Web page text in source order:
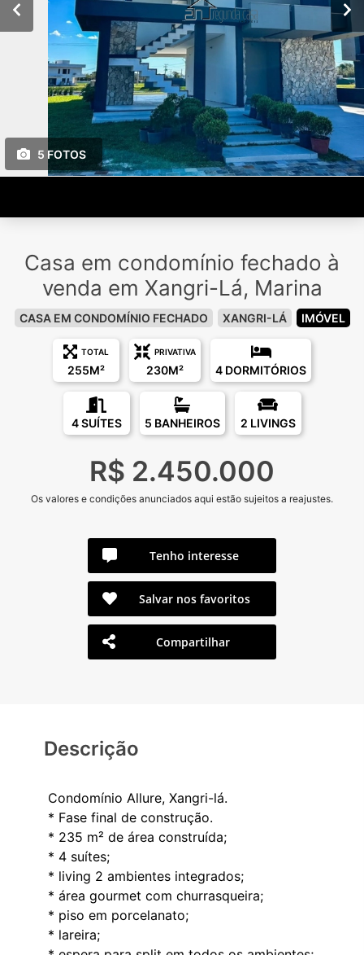
5 FOTOS
Casa em condomínio fechado à
venda em Xangri-Lá, Marina
CASA EM CONDOMÍNIO FECHADO XANGRI-LÁ IMÓVEL
TOTAL
255M²
PRIVATIVA
230M² 4 DORMITÓRIOS
4 SUÍTES 5 BANHEIROS 2 LIVINGS
R$ 2.450.000
Os valores e condições anunciados aqui estão sujeitos a reajustes.
Tenho interesse
Salvar nos favoritos
Compartilhar
Descrição
Condomínio Allure, Xangri-lá.
* Fase final de construção.
* 235 m² de área construída;
* 4 suítes;
* living 2 ambientes integrados;
* área gourmet com churrasqueira;
* piso em porcelanato;
* lareira;